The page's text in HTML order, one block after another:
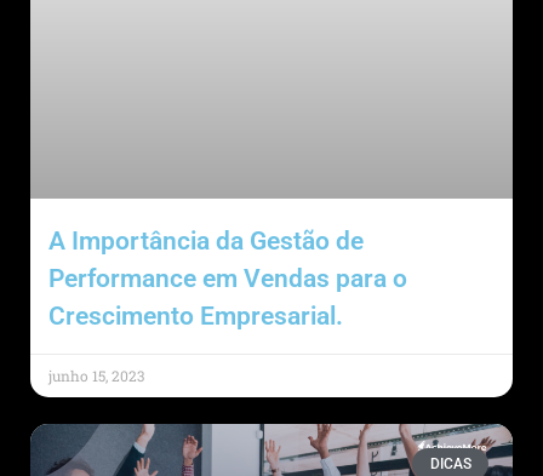
A Importância da Gestão de
Performance em Vendas para o
Crescimento Empresarial.
junho 15, 2023
DICAS